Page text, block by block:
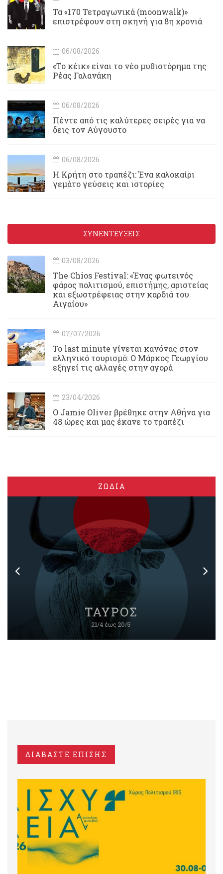
Τα «170 Τετραγωνικά (moonwalk)»
επιστρέφουν στη σκηνή για 8η χρονιά
06/08/2026
«Το κέικ» είναι το νέο μυθιστόρημα της
Ρέας Γαλανάκη
06/08/2026
Πέντε από τις καλύτερες σειρές για να
δεις τον Αύγουστο
06/08/2026
Η Κρήτη στο τραπέζι: Ένα καλοκαίρι
γεμάτο γεύσεις και ιστορίες
ΣΥΝΕΝΤΕΥΞΕΙΣ
03/08/2026
Τhe Chios Festival: «Ένας φωτεινός
φάρος πολιτισμού, επιστήμης, αριστείας
και εξωστρέφειας στην καρδιά του
Αιγαίου»
07/07/2026
Το last minute γίνεται κανόνας στον
ελληνικό τουρισμό: Ο Μάρκος Γεωργίου
εξηγεί τις αλλαγές στην αγορά
23/04/2026
Ο Jamie Oliver βρέθηκε στην Αθήνα για
48 ώρες και μας έκανε το τραπέζι
ΖΩΔΙΑ
ΔΙΑΒΑΣΤΕ ΕΠΙΣΗΣ